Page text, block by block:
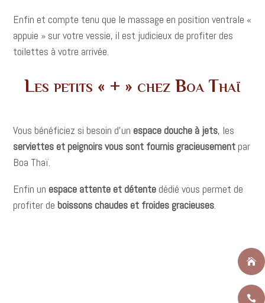


Enfin et compte tenu que le massage en position ventrale «
appuie » sur votre vessie, il est judicieux de profiter des
toilettes à votre arrivée.
Les petits « + » chez Boa Thaï
Vous bénéficiez si besoin d’un espace douche à jets, les
serviettes et peignoirs vous sont fournis gracieusement par
Boa Thaï.
Enfin un espace attente et détente dédié vous permet de
profiter de boissons chaudes et froides gracieuses.